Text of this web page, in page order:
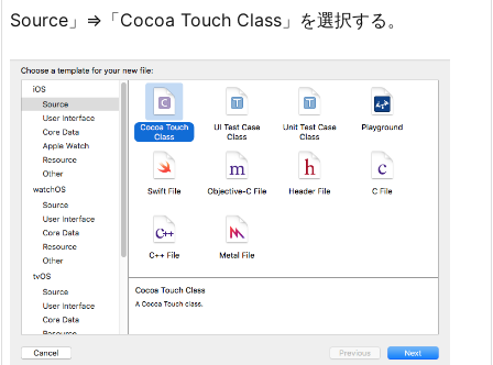
Source」⇒「Cocoa Touch Class」を選択する。